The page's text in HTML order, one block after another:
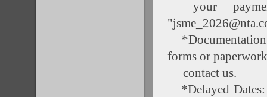
your
forms or
contact us.
*Delayed Dates: